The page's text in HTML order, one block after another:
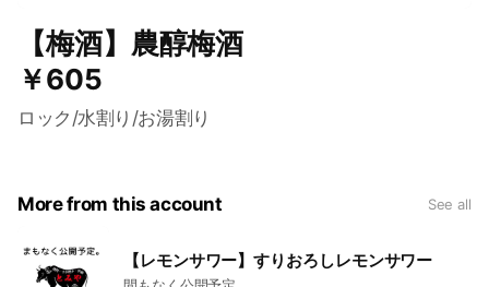
【梅酒】農醇梅酒
￥605
ロック/水割り/お湯割り
More from this account See all
【レモンサワー】すりおろしレモンサワー